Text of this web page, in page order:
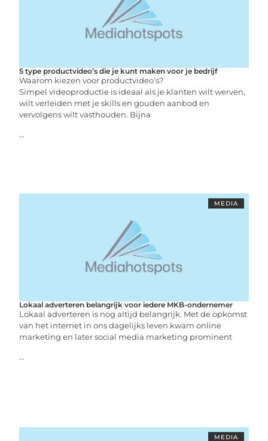
5 type productvideo’s die je kunt maken voor je bedrijf
Waarom kiezen voor productvideo’s?
Simpel videoproductie is ideaal als je klanten wilt werven,
wilt verleiden met je skills en gouden aanbod en
vervolgens wilt vasthouden. Bijna
...
MEDIA
Lokaal adverteren belangrijk voor iedere MKB-ondernemer
Lokaal adverteren is nog altijd belangrijk. Met de opkomst
van het internet in ons dagelijks leven kwam online
marketing en later social media marketing prominent
...
MEDIA